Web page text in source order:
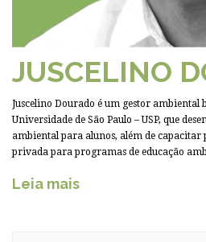
JUSCELINO
Juscelino Dourado é um gestor
Universidade de São Paulo – USP, que
ambiental para alunos, além de capacitar
privada para programas de educação
Leia mais